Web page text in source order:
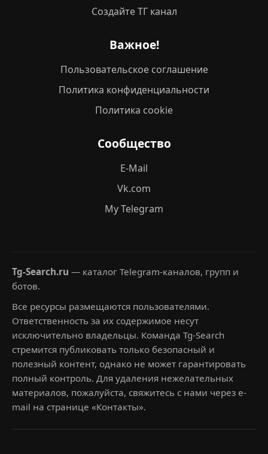
Создайте ТГ канал
Важное!
Пользовательское соглашение
Политика конфиденциальности
Политика cookie
Сообщество
E-Mail
Vk.com
My Telegram
Tg-Search.ru — каталог Telegram-каналов, групп и
ботов.
Все ресурсы размещаются пользователями.
Ответственность за их содержимое несут
исключительно владельцы. Команда Tg-Search
стремится публиковать только безопасный и
полезный контент, однако не может гарантировать
полный контроль. Для удаления нежелательных
материалов, пожалуйста, свяжитесь с нами через e-
mail на странице «Контакты».